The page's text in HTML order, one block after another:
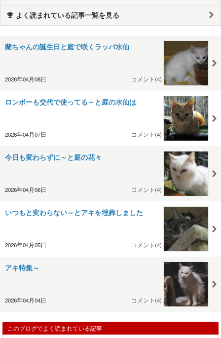
よく読まれている記事一覧を見る
蘭ちゃんの誕生日と庭で咲くラッパ水仙
2026年04月08日 コメント(4)
ロンボーも交代で使ってる～と庭の水仙は
2026年04月07日 コメント(4)
今日も変わらずに～と庭の花々
2026年04月06日 コメント(4)
いつもと変わらない～とアキを埋葬しました
2026年04月05日 コメント(4)
アキ特集～
2026年04月04日 コメント(4)
このブログでよく読まれている記事